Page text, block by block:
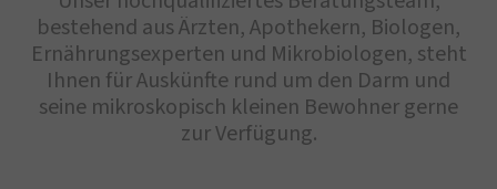
bestehend aus Ärzten, Apothekern, Biologen,
Ernährungsexperten und Mikrobiologen, steht
Ihnen für Auskünfte rund um den Darm und
seine mikroskopisch kleinen Bewohner gerne
zur Verfügung.